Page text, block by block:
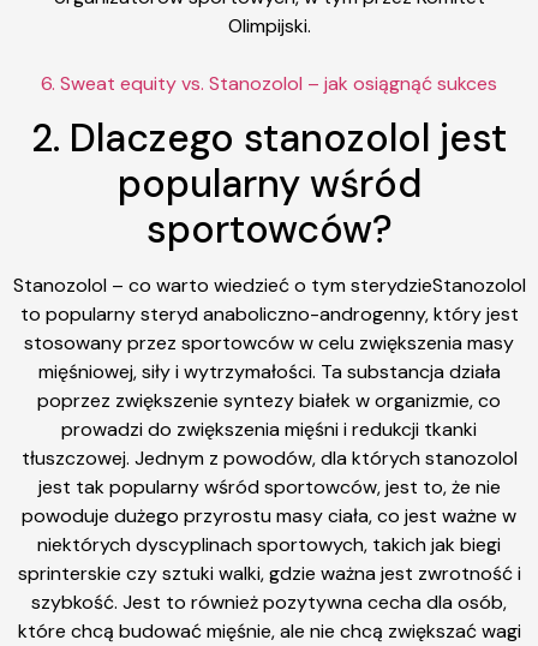
Olimpijski.
6. Sweat equity vs. Stanozolol – jak osiągnąć sukces
2. Dlaczego stanozolol jest
popularny wśród
sportowców?
Stanozolol – co warto wiedzieć o tym sterydzieStanozolol
to popularny steryd anaboliczno-androgenny, który jest
stosowany przez sportowców w celu zwiększenia masy
mięśniowej, siły i wytrzymałości. Ta substancja działa
poprzez zwiększenie syntezy białek w organizmie, co
prowadzi do zwiększenia mięśni i redukcji tkanki
tłuszczowej. Jednym z powodów, dla których stanozolol
jest tak popularny wśród sportowców, jest to, że nie
powoduje dużego przyrostu masy ciała, co jest ważne w
niektórych dyscyplinach sportowych, takich jak biegi
sprinterskie czy sztuki walki, gdzie ważna jest zwrotność i
szybkość. Jest to również pozytywna cecha dla osób,
które chcą budować mięśnie, ale nie chcą zwiększać wagi